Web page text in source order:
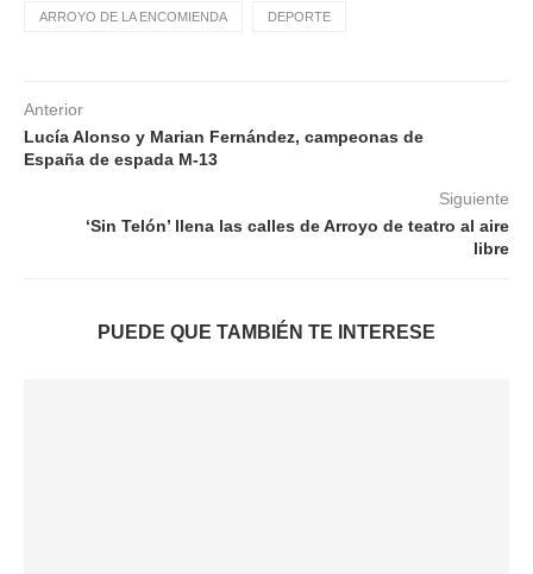
ARROYO DE LA ENCOMIENDA DEPORTE
Anterior
Lucía Alonso y Marian Fernández, campeonas de
España de espada M-13
Siguiente
‘Sin Telón’ llena las calles de Arroyo de teatro al aire
libre
PUEDE QUE TAMBIÉN TE INTERESE